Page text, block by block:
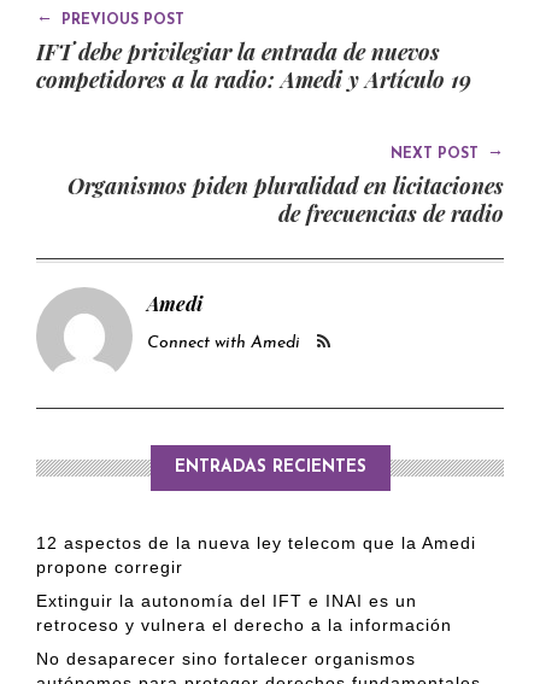
← PREVIOUS POST
IFT debe privilegiar la entrada de nuevos
competidores a la radio: Amedi y Artículo 19
NEXT POST →
Organismos piden pluralidad en licitaciones
de frecuencias de radio
Amedi
Connect with Amedi
ENTRADAS RECIENTES
12 aspectos de la nueva ley telecom que la Amedi
propone corregir
Extinguir la autonomía del IFT e INAI es un
retroceso y vulnera el derecho a la información
No desaparecer sino fortalecer organismos